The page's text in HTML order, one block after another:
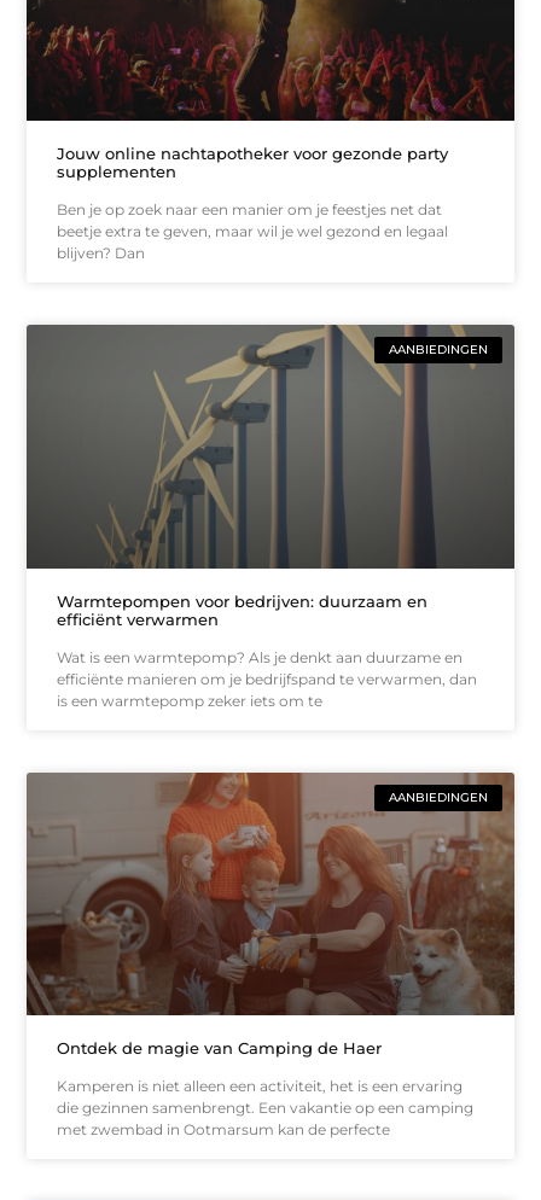
Jouw online nachtapotheker voor gezonde party
supplementen
Ben je op zoek naar een manier om je feestjes net dat
beetje extra te geven, maar wil je wel gezond en legaal
blijven? Dan
AANBIEDINGEN
Warmtepompen voor bedrijven: duurzaam en
efficiënt verwarmen
Wat is een warmtepomp? Als je denkt aan duurzame en
efficiënte manieren om je bedrijfspand te verwarmen, dan
is een warmtepomp zeker iets om te
AANBIEDINGEN
Ontdek de magie van Camping de Haer
Kamperen is niet alleen een activiteit, het is een ervaring
die gezinnen samenbrengt. Een vakantie op een camping
met zwembad in Ootmarsum kan de perfecte